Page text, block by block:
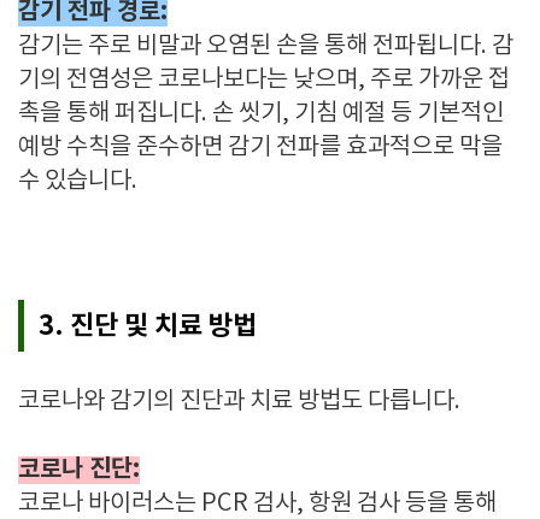
감기 전파 경로:
감기는 주로 비말과 오염된 손을 통해 전파됩니다. 감
기의 전염성은 코로나보다는 낮으며, 주로 가까운 접
촉을 통해 퍼집니다. 손 씻기, 기침 예절 등 기본적인
예방 수칙을 준수하면 감기 전파를 효과적으로 막을
수 있습니다.
3. 진단 및 치료 방법
코로나와 감기의 진단과 치료 방법도 다릅니다.
코로나 진단:
코로나 바이러스는 PCR 검사, 항원 검사 등을 통해